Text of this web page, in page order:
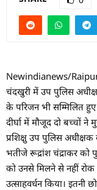
Newindianews/Raipur
चंदखुरी में उप पुलिस
के परिजन भी सम्मिलित
दीर्घा में मौजूद दो बच्चों
प्रशिक्षु उप पुलिस
भतीजे रूद्रांश चंद्राकर को
को उनसे मिलने से नहीं
उत्साहवर्धन किया। इतनी